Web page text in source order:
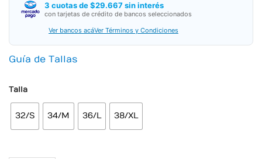
3 cuotas de $29.667 sin interés
con tarjetas de crédito de bancos seleccionados
Ver bancos acáVer Términos y Condiciones
Guía de Tallas
Talla
32/S 34/M 36/L 38/XL